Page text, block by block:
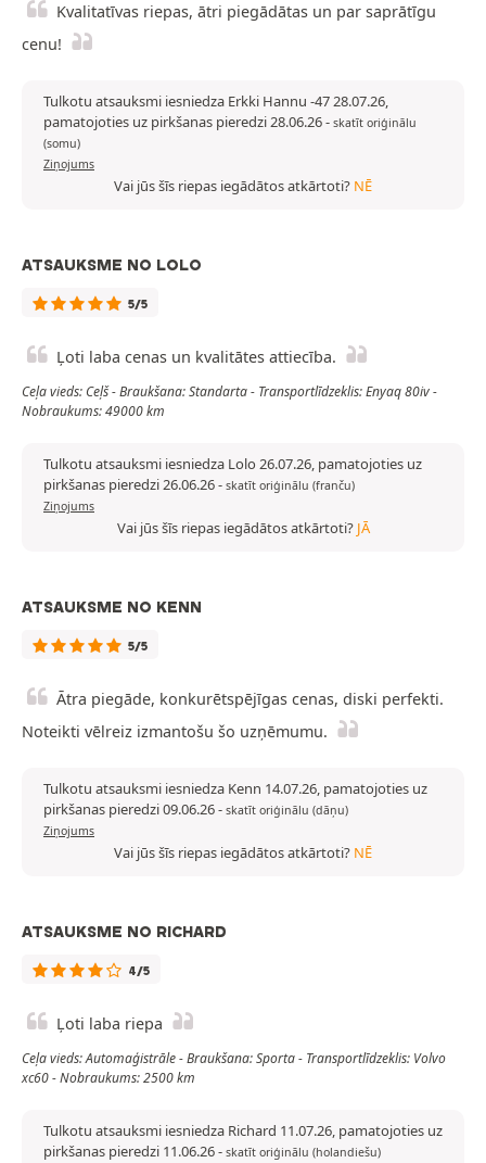
Kvalitatīvas riepas, ātri piegādātas un par saprātīgu
cenu!
Tulkotu atsauksmi iesniedza Erkki Hannu -47 28.07.26,
pamatojoties uz pirkšanas pieredzi 28.06.26- skatīt oriģinālu
(somu)
Ziņojums
Vai jūs šīs riepas iegādātos atkārtoti? NĒ
ATSAUKSME NO LOLO
5/5
Ļoti laba cenas un kvalitātes attiecība.
Ceļa vieds: Ceļš - Braukšana: Standarta - Transportlīdzeklis: Enyaq 80iv -
Nobraukums: 49000 km
Tulkotu atsauksmi iesniedza Lolo 26.07.26, pamatojoties uz
pirkšanas pieredzi 26.06.26- skatīt oriģinālu (franču)
Ziņojums
Vai jūs šīs riepas iegādātos atkārtoti? JĀ
ATSAUKSME NO KENN
5/5
Ātra piegāde, konkurētspējīgas cenas, diski perfekti.
Noteikti vēlreiz izmantošu šo uzņēmumu.
Tulkotu atsauksmi iesniedza Kenn 14.07.26, pamatojoties uz
pirkšanas pieredzi 09.06.26- skatīt oriģinālu (dāņu)
Ziņojums
Vai jūs šīs riepas iegādātos atkārtoti? NĒ
ATSAUKSME NO RICHARD
4/5
Ļoti laba riepa
Ceļa vieds: Automaģistrāle - Braukšana: Sporta - Transportlīdzeklis: Volvo
xc60 - Nobraukums: 2500 km
Tulkotu atsauksmi iesniedza Richard 11.07.26, pamatojoties uz
pirkšanas pieredzi 11.06.26- skatīt oriģinālu (holandiešu)